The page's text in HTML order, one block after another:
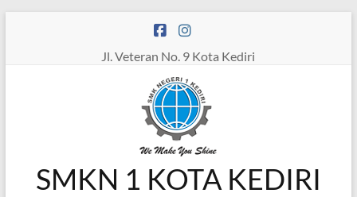
Jl. Veteran No. 9 Kota Kediri
SMKN 1 KOTA KEDIRI